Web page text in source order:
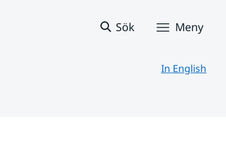
Sök Meny
In English